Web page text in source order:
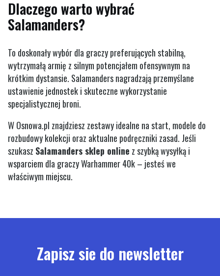
Dlaczego warto wybrać
Salamanders?
To doskonały wybór dla graczy preferujących stabilną,
wytrzymałą armię z silnym potencjałem ofensywnym na
krótkim dystansie. Salamanders nagradzają przemyślane
ustawienie jednostek i skuteczne wykorzystanie
specjalistycznej broni.
W Osnowa.pl znajdziesz zestawy idealne na start, modele do
rozbudowy kolekcji oraz aktualne podręczniki zasad. Jeśli
szukasz Salamanders sklep online z szybką wysyłką i
wsparciem dla graczy Warhammer 40k – jesteś we
właściwym miejscu.
Zapisz sie do newsletter